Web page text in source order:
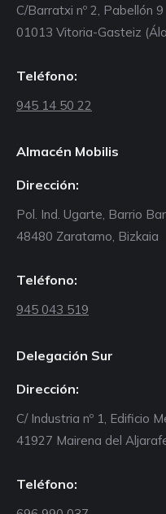
C/Barratxi nº 2, Pabellón 9
01013 Vitoria-Gasteiz
Teléfono:
945 14 50 22
Almacén Mobilis
Dirección:
Pol. Ind. Ugarte, Barrio
48480 Zaratamo, Bizkaia
Teléfono:
945 043 519
Delegación Sur
Dirección:
C/ Industria nº 1, Edificio
41927 Mairena del
Teléfono: